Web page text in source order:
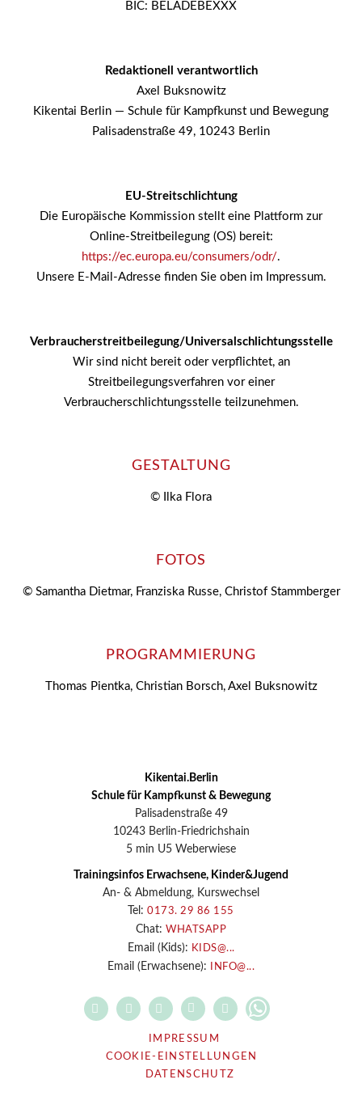
BIC: BELADEBEXXX
Redaktionell verantwortlich
Axel Buksnowitz
Kikentai Berlin — Schule für Kampfkunst und Bewegung
Palisadenstraße 49, 10243 Berlin
EU-Streitschlichtung
Die Europäische Kommission stellt eine Plattform zur
Online-Streitbeilegung (OS) bereit:
https://ec.europa.eu/consumers/odr/.
Unsere E-Mail-Adresse finden Sie oben im Impressum.
Verbraucher­streit­beilegung/Universal­schlichtungs­stelle
Wir sind nicht bereit oder verpflichtet, an
Streitbeilegungsverfahren vor einer
Verbraucherschlichtungsstelle teilzunehmen.
GESTALTUNG
© Ilka Flora
FOTOS
© Samantha Dietmar, Franziska Russe, Christof Stammberger
PROGRAMMIERUNG
Thomas Pientka, Christian Borsch, Axel Buksnowitz
Kikentai.Berlin
Schule für Kampfkunst & Bewegung
Palisadenstraße 49
10243 Berlin-Friedrichshain
5 min U5 Weberwiese
Trainingsinfos Erwachsene, Kinder&Jugend
An- & Abmeldung, Kurswechsel
Tel:0173. 29 86 155
Chat: WHATSAPP
Email (Kids): KIDS@...
Email (Erwachsene): INFO@...
IMPRESSUM
COOKIE-EINSTELLUNGEN
DATENSCHUTZ